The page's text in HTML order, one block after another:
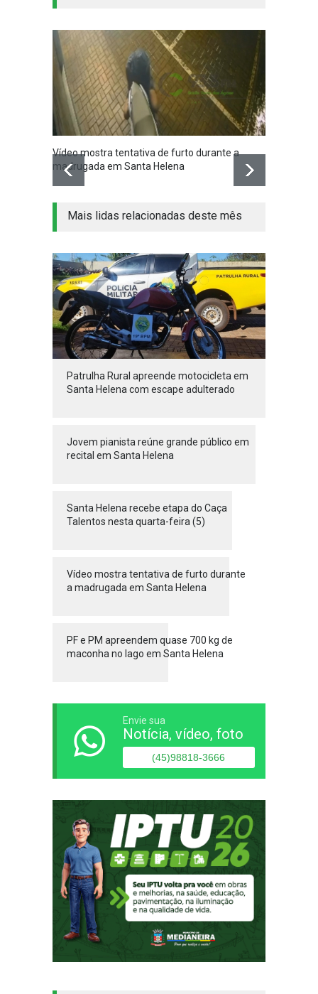
Vídeo mostra tentativa de furto durante a
madrugada em Santa Helena
Mais lidas relacionadas deste mês
Patrulha Rural apreende motocicleta em
Santa Helena com escape adulterado
Jovem pianista reúne grande público em
recital em Santa Helena
Santa Helena recebe etapa do Caça
Talentos nesta quarta-feira (5)
Vídeo mostra tentativa de furto durante
a madrugada em Santa Helena
PF e PM apreendem quase 700 kg de
maconha no lago em Santa Helena
Envie sua
Notícia, vídeo, foto
(45)98818-3666